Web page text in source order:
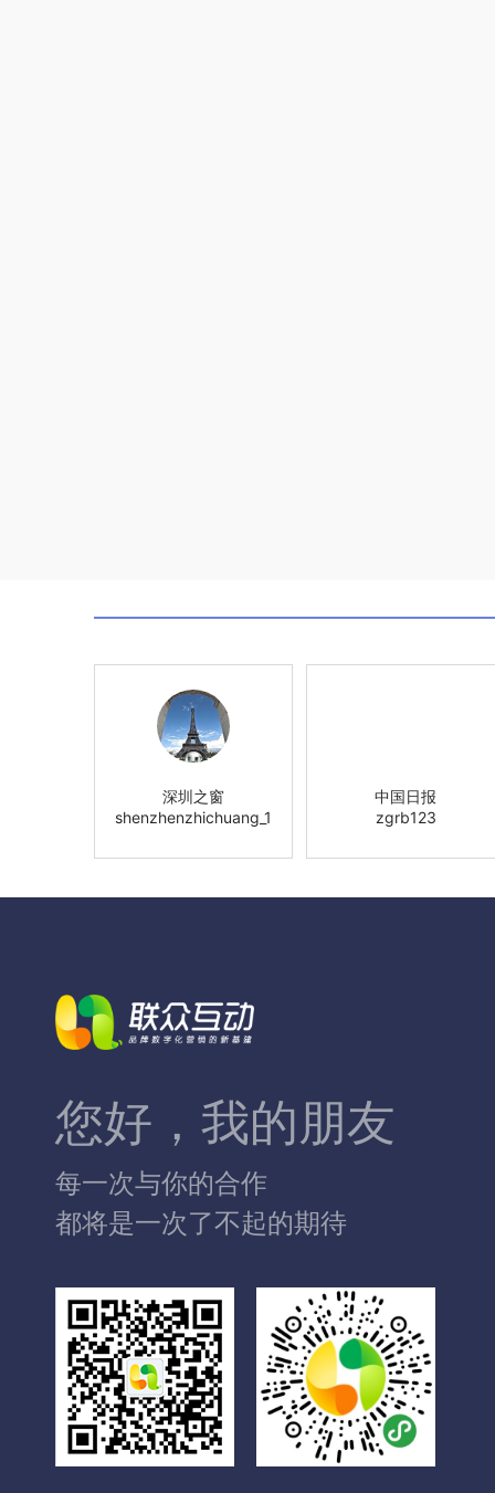
深圳之窗
shenzhenzhichuang_1
中国日报
zgrb123
您好，我的朋友
每一次与你的合作
都将是一次了不起的期待